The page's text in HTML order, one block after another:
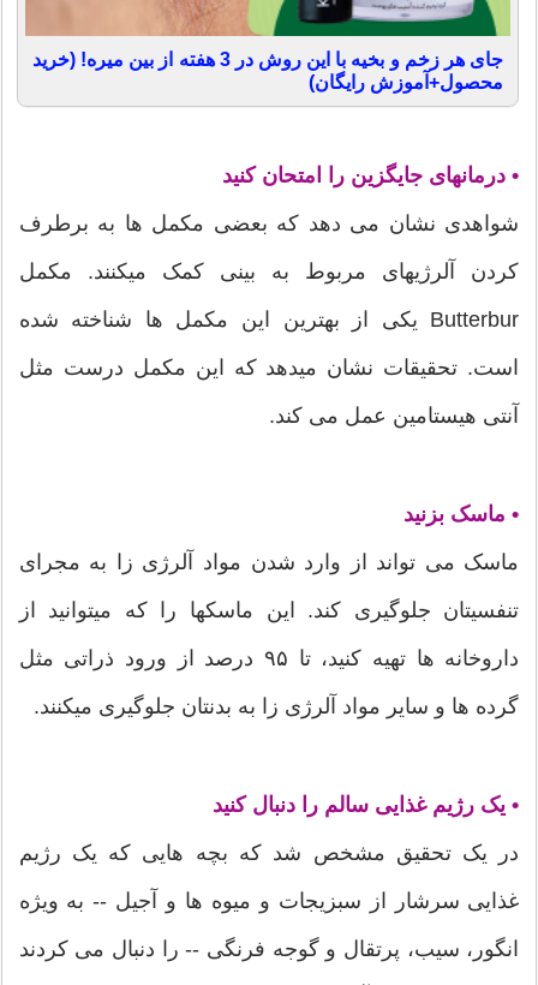
جای هر زخم و بخیه با این روش در 3 هفته از بین میره! (خرید
محصول+آموزش رایگان)
• درمانهای جایگزین را امتحان کنید
شواهدی نشان می دهد که بعضی مکمل ها به برطرف
کردن آلرژیهای مربوط به بینی کمک میکنند. مکمل
Butterbur یکی از بهترین این مکمل ها شناخته شده
است. تحقیقات نشان میدهد که این مکمل درست مثل
آنتی هیستامین عمل می کند.
• ماسک بزنید
ماسک می تواند از وارد شدن مواد آلرژی زا به مجرای
تنفسیتان جلوگیری کند. این ماسکها را که میتوانید از
داروخانه ها تهیه کنید، تا ۹۵ درصد از ورود ذراتی مثل
گرده ها و سایر مواد آلرژی زا به بدنتان جلوگیری میکنند.
• یک رژیم غذایی سالم را دنبال کنید
در یک تحقیق مشخص شد که بچه هایی که یک رژیم
غذایی سرشار از سبزیجات و میوه ها و آجیل -- به ویژه
انگور، سیب، پرتقال و گوجه فرنگی -- را دنبال می کردند